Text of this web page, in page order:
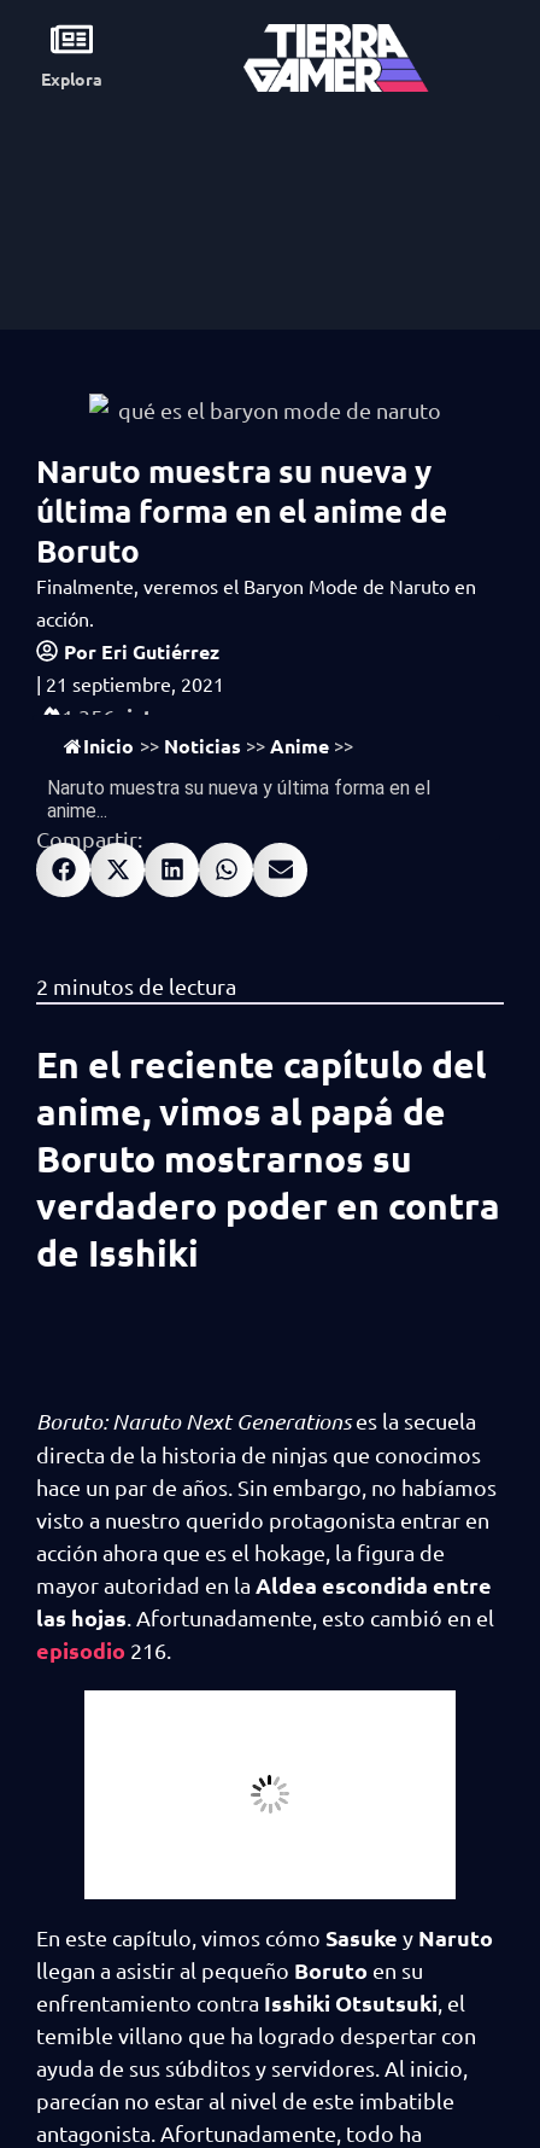
Explora
Naruto muestra su nueva y
última forma en el anime de
Boruto
Finalmente, veremos el Baryon Mode de Naruto en
acción.
Por Eri Gutiérrez
| 21 septiembre, 2021
1,356 vistas
Inicio >> Noticias >> Anime >>
Naruto muestra su nueva y última forma en el
anime...
Compartir:
En el reciente capítulo del
anime, vimos al papá de
Boruto mostrarnos su
verdadero poder en contra
de Isshiki
Boruto: Naruto Next Generationses la secuela
directa de la historia de ninjas que conocimos
hace un par de años. Sin embargo, no habíamos
visto a nuestro querido protagonista entrar en
acción ahora que es el hokage, la figura de
mayor autoridad en la Aldea escondida entre
las hojas . Afortunadamente, esto cambió en el
episodio 216.
En este capítulo, vimos cómo Sasuke y Naruto
llegan a asistir al pequeño Boruto en su
enfrentamiento contra Isshiki Otsutsuki , el
temible villano que ha logrado despertar con
ayuda de sus súbditos y servidores. Al inicio,
parecían no estar al nivel de este imbatible
antagonista. Afortunadamente, todo ha